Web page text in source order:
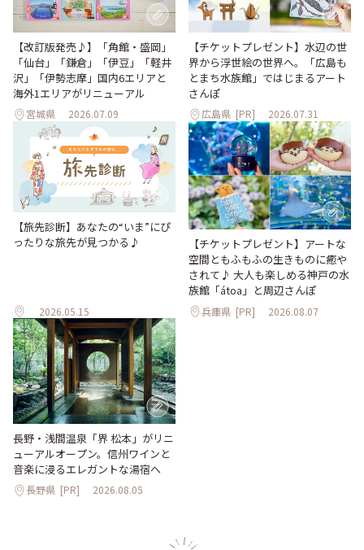
【改訂版発売♪】「角館・盛岡」
「仙台」「鎌倉」「伊豆」「軽井
沢」「伊勢志摩」国内6エリアと
海外1エリアがリニューアル
宮城県 2026.07.09
【チケットプレゼント】水辺の世
界から浮世絵の世界へ。「広島も
とまち水族館」ではじまるアート
さんぽ
広島県 [PR] 2026.07.31
【旅先診断】あなたの“いま”にぴ
ったりな旅先が見つかる♪
2026.05.15
【チケットプレゼント】アートな
空間ともふもふの生きものに癒や
されて♪ 大人も楽しめる神戸の水
族館「átoa」と周辺さんぽ
兵庫県 [PR] 2026.08.07
長野・浅間温泉「界 松本」がリニ
ューアルオープン。信州ワインと
音楽に浸るエレガントな湯宿へ
長野県 [PR] 2026.08.05